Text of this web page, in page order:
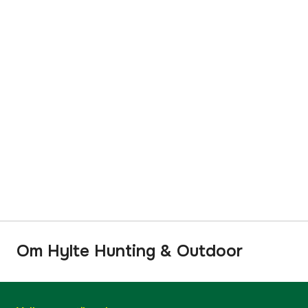
Om Hylte Hunting & Outdoor